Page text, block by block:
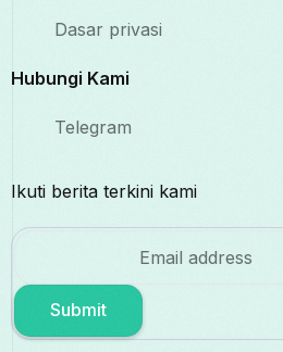
Dasar privasi
Hubungi Kami
Telegram
Ikuti berita terkini kami
Submit